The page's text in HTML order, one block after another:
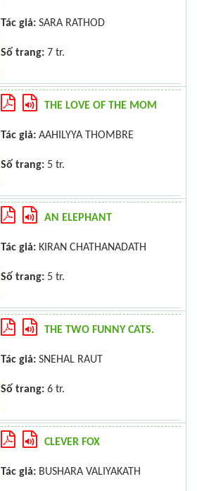
Tác giả: SARA RATHOD
Số trang: 7 tr.
THE LOVE OF THE MOM
Tác giả: AAHILYYA THOMBRE
Số trang: 5 tr.
AN ELEPHANT
Tác giả: KIRAN CHATHANADATH
Số trang: 5 tr.
THE TWO FUNNY CATS.
Tác giả: SNEHAL RAUT
Số trang: 6 tr.
CLEVER FOX
Tác giả: BUSHARA VALIYAKATH